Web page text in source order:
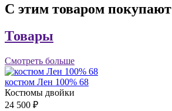
С этим товаром покупают
Товары
Смотреть больше
костюм Лен 100% 68
Костюмы двойки
24 500 ₽